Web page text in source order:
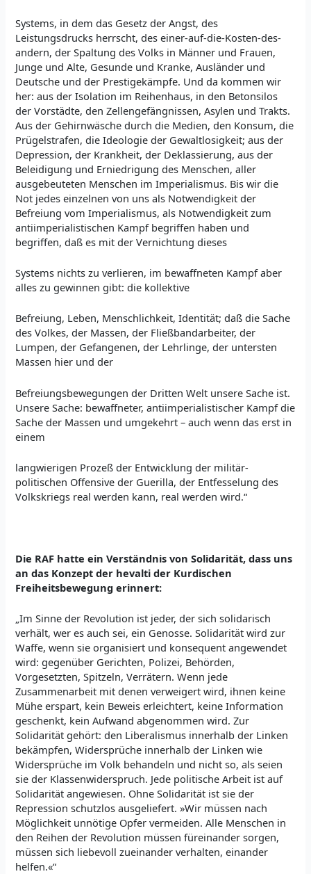
Systems, in dem das Gesetz der Angst, des
Leistungsdrucks herrscht, des einer-auf-die-Kosten-des-
andern, der Spaltung des Volks in Männer und Frauen,
Junge und Alte, Gesunde und Kranke, Ausländer und
Deutsche und der Prestigekämpfe. Und da kommen wir
her: aus der Isolation im Reihenhaus, in den Betonsilos
der Vorstädte, den Zellengefängnissen, Asylen und Trakts.
Aus der Gehirnwäsche durch die Medien, den Konsum, die
Prügelstrafen, die Ideologie der Gewaltlosigkeit; aus der
Depression, der Krankheit, der Deklassierung, aus der
Beleidigung und Erniedrigung des Menschen, aller
ausgebeuteten Menschen im Imperialismus. Bis wir die
Not jedes einzelnen von uns als Notwendigkeit der
Befreiung vom Imperialismus, als Notwendigkeit zum
antiimperialistischen Kampf begriffen haben und
begriffen, daß es mit der Vernichtung dieses
Systems nichts zu verlieren, im bewaffneten Kampf aber
alles zu gewinnen gibt: die kollektive
Befreiung, Leben, Menschlichkeit, Identität; daß die Sache
des Volkes, der Massen, der Fließbandarbeiter, der
Lumpen, der Gefangenen, der Lehrlinge, der untersten
Massen hier und der
Befreiungsbewegungen der Dritten Welt unsere Sache ist.
Unsere Sache: bewaffneter, antiimperialistischer Kampf die
Sache der Massen und umgekehrt – auch wenn das erst in
einem
langwierigen Prozeß der Entwicklung der militär-
politischen Offensive der Guerilla, der Entfesselung des
Volkskriegs real werden kann, real werden wird.“
Die RAF hatte ein Verständnis von Solidarität, dass uns
an das Konzept der hevalti der Kurdischen
Freiheitsbewegung erinnert:
„Im Sinne der Revolution ist jeder, der sich solidarisch
verhält, wer es auch sei, ein Genosse. Solidarität wird zur
Waffe, wenn sie organisiert und konsequent angewendet
wird: gegenüber Gerichten, Polizei, Behörden,
Vorgesetzten, Spitzeln, Verrätern. Wenn jede
Zusammenarbeit mit denen verweigert wird, ihnen keine
Mühe erspart, kein Beweis erleichtert, keine Information
geschenkt, kein Aufwand abgenommen wird. Zur
Solidarität gehört: den Liberalismus innerhalb der Linken
bekämpfen, Widersprüche innerhalb der Linken wie
Widersprüche im Volk behandeln und nicht so, als seien
sie der Klassenwiderspruch. Jede politische Arbeit ist auf
Solidarität angewiesen. Ohne Solidarität ist sie der
Repression schutzlos ausgeliefert. »Wir müssen nach
Möglichkeit unnötige Opfer vermeiden. Alle Menschen in
den Reihen der Revolution müssen füreinander sorgen,
müssen sich liebevoll zueinander verhalten, einander
helfen.«“